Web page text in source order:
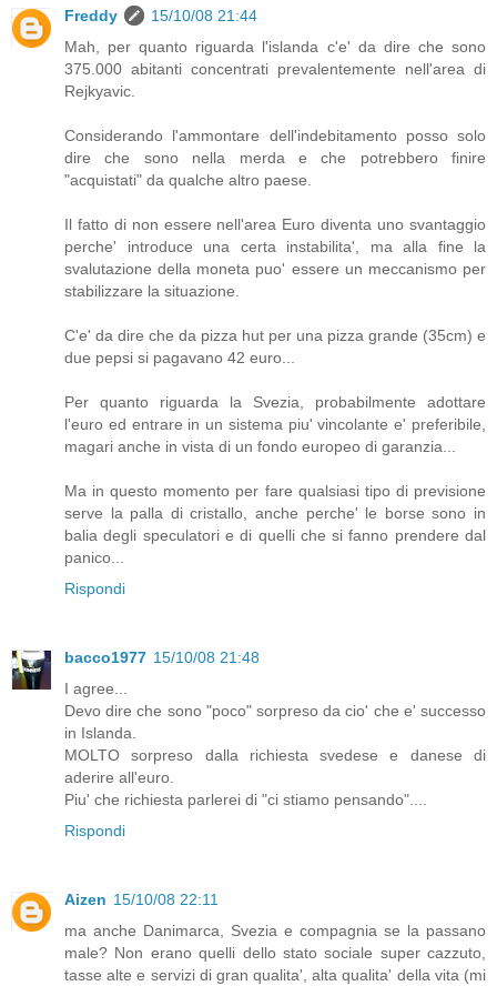
Freddy
15/10/08 21:44
Mah, per quanto riguarda l'islanda c'e' da dire che sono
375.000 abitanti concentrati prevalentemente nell'area di
Rejkyavic.
Considerando l'ammontare dell'indebitamento posso solo
dire che sono nella merda e che potrebbero finire
"acquistati" da qualche altro paese.
Il fatto di non essere nell'area Euro diventa uno svantaggio
perche' introduce una certa instabilita', ma alla fine la
svalutazione della moneta puo' essere un meccanismo per
stabilizzare la situazione.
C'e' da dire che da pizza hut per una pizza grande (35cm) e
due pepsi si pagavano 42 euro...
Per quanto riguarda la Svezia, probabilmente adottare
l'euro ed entrare in un sistema piu' vincolante e' preferibile,
magari anche in vista di un fondo europeo di garanzia...
Ma in questo momento per fare qualsiasi tipo di previsione
serve la palla di cristallo, anche perche' le borse sono in
balia degli speculatori e di quelli che si fanno prendere dal
panico...
Rispondi
bacco1977 15/10/08 21:48
I agree...
Devo dire che sono "poco" sorpreso da cio' che e' successo
in Islanda.
MOLTO sorpreso dalla richiesta svedese e danese di
aderire all'euro.
Piu' che richiesta parlerei di "ci stiamo pensando"....
Rispondi
Aizen 15/10/08 22:11
ma anche Danimarca, Svezia e compagnia se la passano
male? Non erano quelli dello stato sociale super cazzuto,
tasse alte e servizi di gran qualita', alta qualita' della vita (mi